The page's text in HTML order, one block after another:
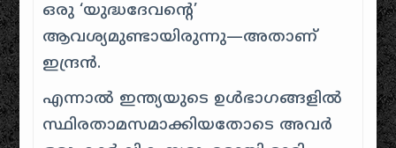
ഒരു ‘യുദ്ധദേവന്റെ’
ആവശ്യമുണ്ടായിരുന്നു—അതാണ്
ഇന്ദ്രൻ.
എന്നാൽ ഇന്ത്യയുടെ ഉൾഭാഗങ്ങളിൽ
സ്ഥിരതാമസമാക്കിയതോടെ അവർ